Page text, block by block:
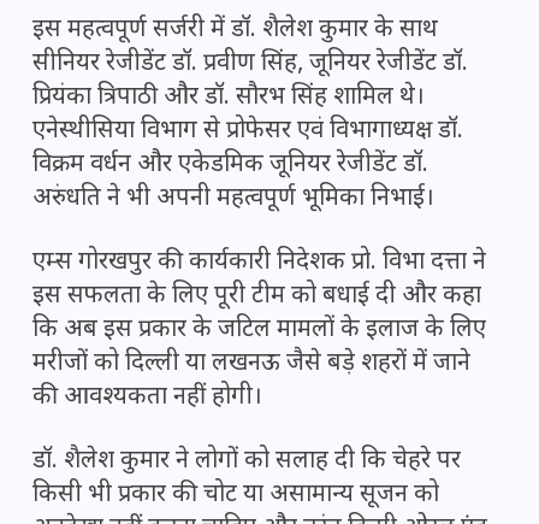
इस महत्वपूर्ण सर्जरी में डॉ. शैलेश कुमार के साथ
सीनियर रेजीडेंट डॉ. प्रवीण सिंह, जूनियर रेजीडेंट डॉ.
प्रियंका त्रिपाठी और डॉ. सौरभ सिंह शामिल थे।
एनेस्थीसिया विभाग से प्रोफेसर एवं विभागाध्यक्ष डॉ.
विक्रम वर्धन और एकेडमिक जूनियर रेजीडेंट डॉ.
अरुंधति ने भी अपनी महत्वपूर्ण भूमिका निभाई।
एम्स गोरखपुर की कार्यकारी निदेशक प्रो. विभा दत्ता ने
इस सफलता के लिए पूरी टीम को बधाई दी और कहा
कि अब इस प्रकार के जटिल मामलों के इलाज के लिए
मरीजों को दिल्ली या लखनऊ जैसे बड़े शहरों में जाने
की आवश्यकता नहीं होगी।
डॉ. शैलेश कुमार ने लोगों को सलाह दी कि चेहरे पर
किसी भी प्रकार की चोट या असामान्य सूजन को